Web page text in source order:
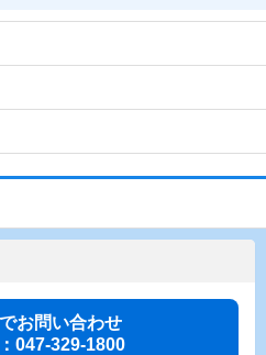
お問い合わせ
047-329-1800